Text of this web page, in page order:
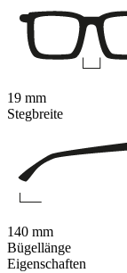
Eigenschaften
19 mm
Stegbreite
140 mm
Bügellänge